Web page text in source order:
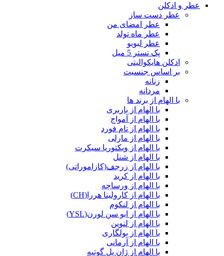
عطر و ادکلن
عطر دست ساز
عطر امضای من
عطر ماه تولد
عطر لبوبو
پک تستر 5 میل
ادکلن هایکوالیتی
بر اساس جنسیت
زنانه
مردانه
با الهام از برند ها
با الهام از باربری
با الهام از آمواج
با الهام از تام فورد
با الهام از مارلی
با الهام از ویکتوریا سیکرت
با الهام از شنل
با الهام از زرجف(کازاموراتی)
با الهام از کرید
با الهام از ورساچه
با الهام از کارولینا هررا(CH)
با الهام از لنکوم
با الهام از ایو سن لورن(YSL)
با الهام از لنوین
با الهام از بولگاری
با الهام از آرمانی
با الهام از ژان پل گوتیه